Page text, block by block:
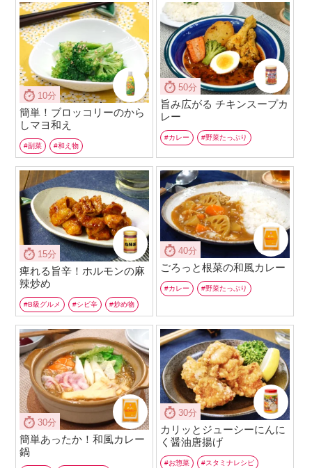
10分
簡単！ブロッコリーのから
しマヨ和え
副菜 和え物
50分
旨み広がる チキンスープカ
レー
カレー 野菜たっぷり
15分
痺れる旨辛！ホルモンの麻
辣炒め
B級グルメ シビ辛 炒め物
40分
ごろっと根菜の和風カレー
カレー 野菜たっぷり
30分
簡単あったか！和風カレー
鍋
30分
カリッとジューシーにんに
く醤油唐揚げ
お惣菜 スタミナレシピ